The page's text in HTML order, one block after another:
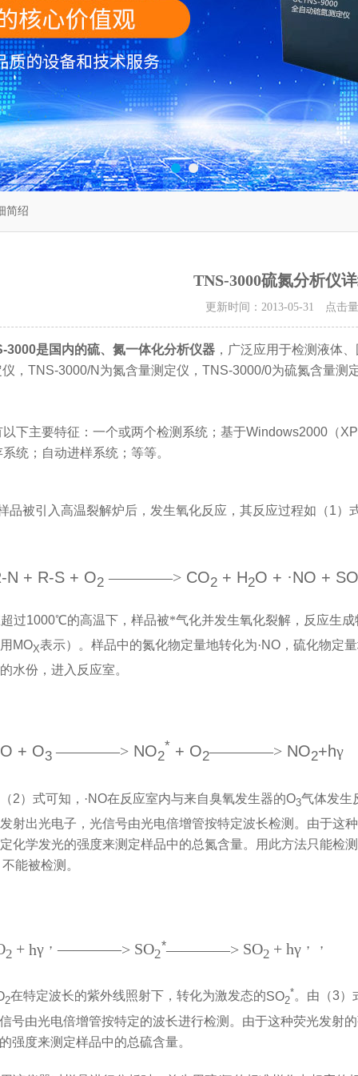
简绍
TNS-3000硫氮分析仪
更新时间：2013-05-31 点击
3000是国内的硫、氮一体化分析仪器 ，广泛应用于检测液体
， TNS-3000/N 为氮含量测定仪， TNS-3000/0为硫氮含量测
以下主要特征：一个或两个检测系统；基于Windows2000 （
统；自动进样系统；等等。
品被引入高温裂解炉后，发生氧化反应，其反应过程如（1）
+ R-S + O2 ————>CO2+ H2O + ·NO + SO
过1000℃的高温下，样品被*气化并发生氧化裂解，反应生成
MOX表示）。样品中的氮化物定量地转化为·NO ，硫化物定
水份，进入反应室。
+ O3 ————> NO2
* + O2————> NO2+hγ
2）式可知，·NO在反应室内与来自臭氧发生器的O3气体发生
射出光电子，光信号由光电倍增管按特定波长检测。由于这
化学发光的强度来测定样品中的总氮含量。用此方法只能检
能被检测。
2 + hγ ， ————> SO2
*————> SO2 + hγ ，，
2在特定波长的紫外线照射下，转化为激发态的SO2
*。由（3）
号由光电倍增管按特定的波长进行检测。由于这种荧光发射
强度来测定样品中的总硫含量。